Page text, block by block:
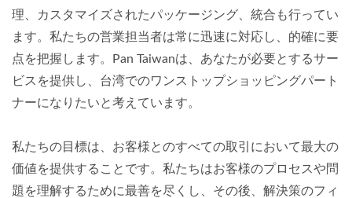
理、カスタマイズされたパッケージング、統合も行ってい
ます。私たちの営業担当者は常に迅速に対応し、的確に要
点を把握します。Pan Taiwanは、あなたが必要とするサー
ビスを提供し、台湾でのワンストップショッピングパート
ナーになりたいと考えています。
私たちの目標は、お客様とのすべての取引において最大の
価値を提供することです。私たちはお客様のプロセスや問
題を理解するために最善を尽くし、その後、解決策のフィ